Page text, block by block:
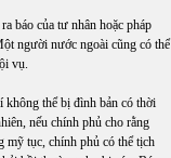
báo của tư nhân hoặc pháp
người nước ngoài cũng có thể
vụ.
thể bị đình bản có thời
nếu chính phủ cho rằng
mỹ tục, chính phủ có thể tịch